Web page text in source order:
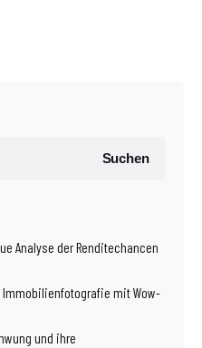
Suchen
Analyse der Renditechancen
mit Wow-
und ihre